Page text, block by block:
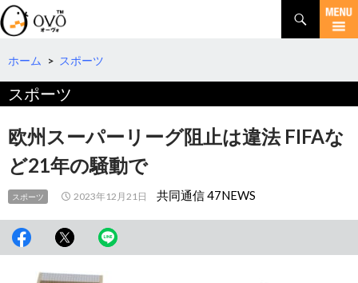
検
索
コ
テ
へ
移
動
ホーム > スポーツ
スポーツ
欧州スーパーリーグ阻止は違法 FIFAな
ど21年の騒動で
スポーツ 2023年12月21日 共同通信 47NEWS